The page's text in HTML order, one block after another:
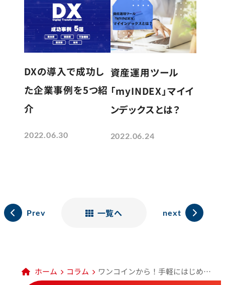
DXの導入で成功し
た企業事例を5つ紹
介
2022.06.30
資産運用ツール
「myINDEX」マイイ
ンデックスとは？
2022.06.24
Prev 一覧へ next
ホーム コラム ワンコインから！手軽にはじめられる花を楽しむサービス